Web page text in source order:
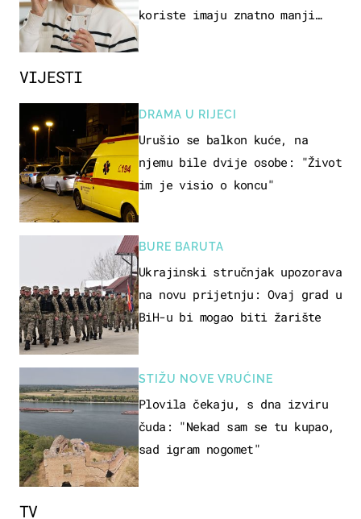
VIJESTI
DRAMA U RIJECI
Urušio se balkon kuće, na
njemu bile dvije osobe: "Život
im je visio o koncu"
BURE BARUTA
Ukrajinski stručnjak upozorava
na novu prijetnju: Ovaj grad u
BiH-u bi mogao biti žarište
STIŽU NOVE VRUĆINE
Plovila čekaju, s dna izviru
čuda: "Nekad sam se tu kupao,
sad igram nogomet"
koriste imaju znatno manji
TV